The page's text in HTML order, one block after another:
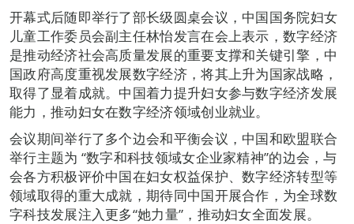
开幕式后随即举行了部长级圆桌会议，中国国务院妇女
儿童工作委员会副主任林怡发言在会上表示，数字经济
是推动经济社会高质量发展的重要支撑和关键引擎，中
国政府高度重视发展数字经济，将其上升为国家战略，
取得了显着成就。中国着力提升妇女参与数字经济发展
能力，推动妇女在数字经济领域创业就业。
会议期间举行了多个边会和平衡会议，中国和欧盟联合
举行主题为 “数字和科技领域女企业家精神”的边会，与
会各方积极评价中国在妇女权益保护、数字经济转型等
领域取得的重大成就，期待同中国开展合作，为全球数
字科技发展注入更多“她力量”，推动妇女全面发展。